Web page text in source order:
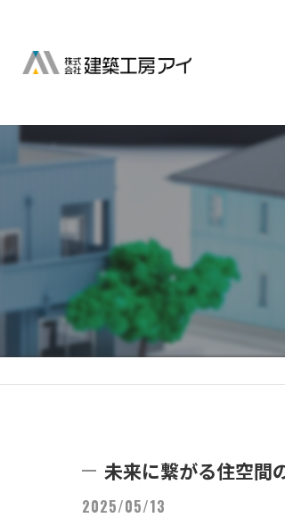
未来に繋がる住空間
2025/05/13